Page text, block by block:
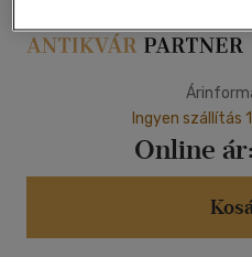
Ingyen
Online ár: